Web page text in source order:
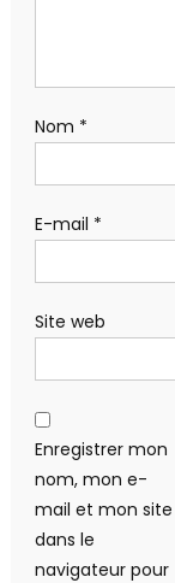
Nom *
E-mail *
Site web
Enregistrer mon
nom, mon e-
mail et mon site
dans le
navigateur pour